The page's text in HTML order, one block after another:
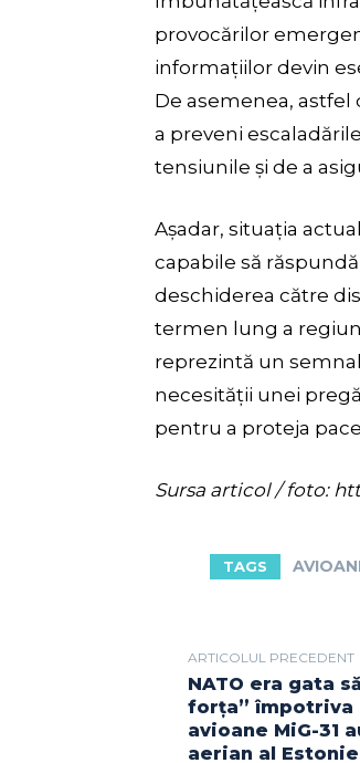
provocărilor
informațiilor devin
De asemenea,
a preveni
tensiunile și de a
Așadar, situația
capabile să
deschiderea către
termen lung a
reprezintă un
necesității unei
pentru a proteja
Sursa articol / foto:
TAGS
ARTICOLUL PRECEDENT
NATO era gata
forța” împotriva
avioane MiG-31
aerian al